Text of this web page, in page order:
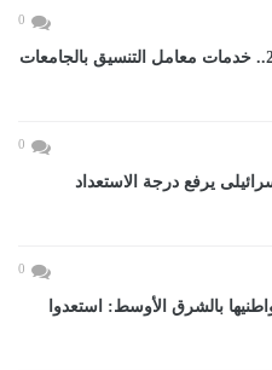
0
تنسيق المرحلة الأولى 2026.. خدمات معامل التنسيق بالجامعات
0
يرفع درجة الاستعداد
0
بالشرق الأوسط: استعدوا